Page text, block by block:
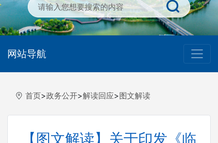
网站导航
首页>政务公开>解读回应>图文解读
【图文解读】关于印发《临